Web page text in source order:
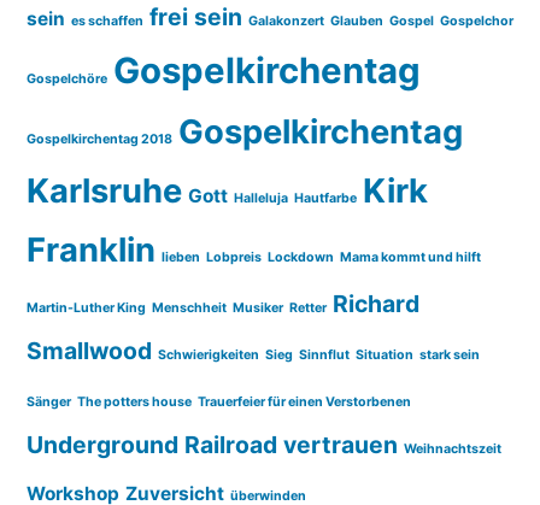
sein es schaffen frei sein Galakonzert Glauben Gospel Gospelchor
Gospelchöre Gospelkirchentag
Gospelkirchentag 2018 Gospelkirchentag
Karlsruhe Gott Halleluja Hautfarbe Kirk
Franklin lieben Lobpreis Lockdown Mama kommt und hilft
Martin-Luther King Menschheit Musiker Retter Richard
Smallwood Schwierigkeiten Sieg Sinnflut Situation stark sein
Sänger The potters house Trauerfeier für einen Verstorbenen
Underground Railroad vertrauen Weihnachtszeit
Workshop Zuversicht überwinden